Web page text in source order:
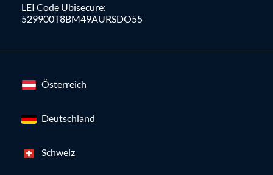
LEI Code Ubisecure:
529900T8BM49AURSDO55
Österreich
Deutschland
Schweiz